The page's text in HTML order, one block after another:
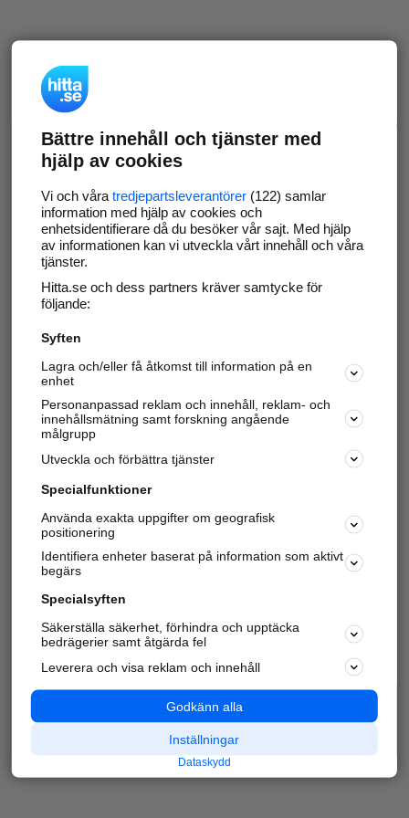
Bättre innehåll och tjänster med
hjälp av cookies
Vi och våra tredjepartsleverantörer(122) samlar
information med hjälp av cookies och
enhetsidentifierare då du besöker vår sajt. Med hjälp
av informationen kan vi utveckla vårt innehåll och våra
tjänster.
Hitta.se och dess partners kräver samtycke för
följande:
Syften
Lagra och/eller få åtkomst till information på en
enhet
Personanpassad reklam och innehåll, reklam- och
innehållsmätning samt forskning angående
målgrupp
Utveckla och förbättra tjänster
Specialfunktioner
Använda exakta uppgifter om geografisk
positionering
Identifiera enheter baserat på information som aktivt
begärs
Specialsyften
Säkerställa säkerhet, förhindra och upptäcka
bedrägerier samt åtgärda fel
Leverera och visa reklam och innehåll
Godkänn alla
Inställningar
Dataskydd